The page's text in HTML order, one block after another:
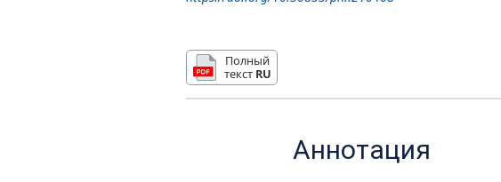
Полный
текст RU
Аннотация